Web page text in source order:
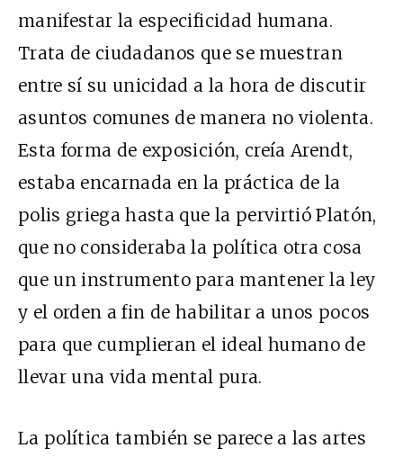
manifestar la especificidad humana.
Trata de ciudadanos que se muestran
entre sí su unicidad a la hora de discutir
asuntos comunes de manera no violenta.
Esta forma de exposición, creía Arendt,
estaba encarnada en la práctica de la
polis griega hasta que la pervirtió Platón,
que no consideraba la política otra cosa
que un instrumento para mantener la ley
y el orden a fin de habilitar a unos pocos
para que cumplieran el ideal humano de
llevar una vida mental pura.
La política también se parece a las artes